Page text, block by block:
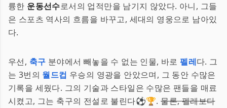
륭한 운동선수로서의 업적만을 남기지 않았다. 아니, 그들
은 스포츠 역사의 흐름을 바꾸고, 세대의 영웅으로 남아있
다.
우선, 축구 분야에서 빼놓을 수 없는 인물, 바로펠레다. 그
는 3번의 월드컵 우승의 영광을 안았으며, 그 동안 수많은
기록을 세웠다. 그의 기술과 스타일은 수많은 팬들을 매료
시켰고, 그는 축구의 전설로 불린다⚽🏆.물론, 펠레보다